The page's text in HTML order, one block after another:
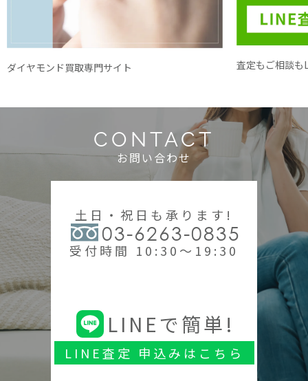
ダイヤモンド買取専門サイト 査定もご相談も
CONTACT
お問い合わせ
土日・祝日も承ります!
03-6263-0835
受付時間 10:30～19:30
LINEで簡単!
LINE査定 申込みはこちら